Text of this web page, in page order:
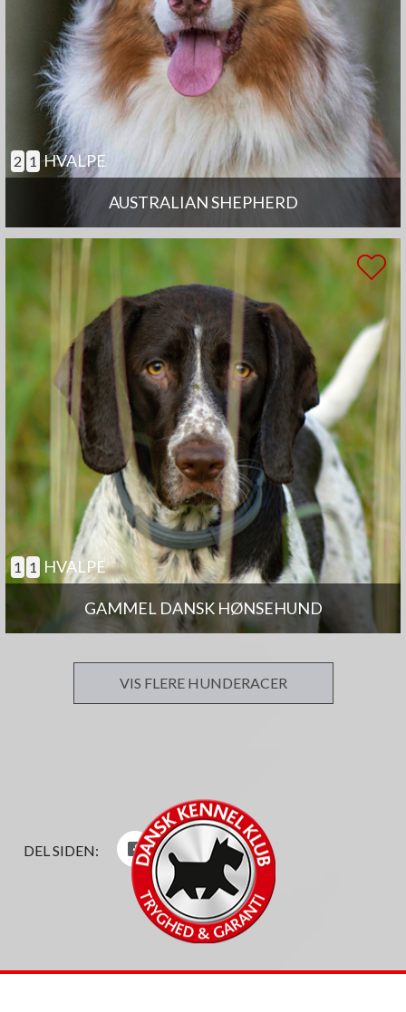
AUSTRALIAN SHEPHERD
2 1 HVALPE
GAMMEL DANSK HØNSEHUND
1 1 HVALPE
VIS FLERE HUNDERACER
DEL SIDEN: